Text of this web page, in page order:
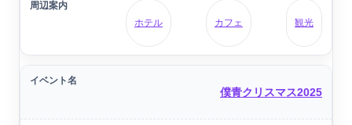
ホテル カフェ 観光
僕青クリスマス2025